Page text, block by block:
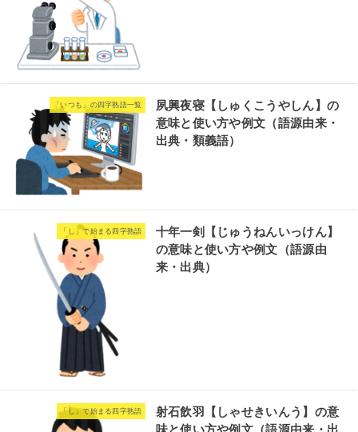
「いつも」の四字熟語一覧
夙興夜寝【しゅくこうやしん】の
意味と使い方や例文（語源由来・
出典・類義語）
「し」で始まる四字熟語
十年一剣【じゅうねんいっけん】
の意味と使い方や例文（語源由
来・出典）
「し」で始まる四字熟語
射石飲羽【しゃせきいんう】の意